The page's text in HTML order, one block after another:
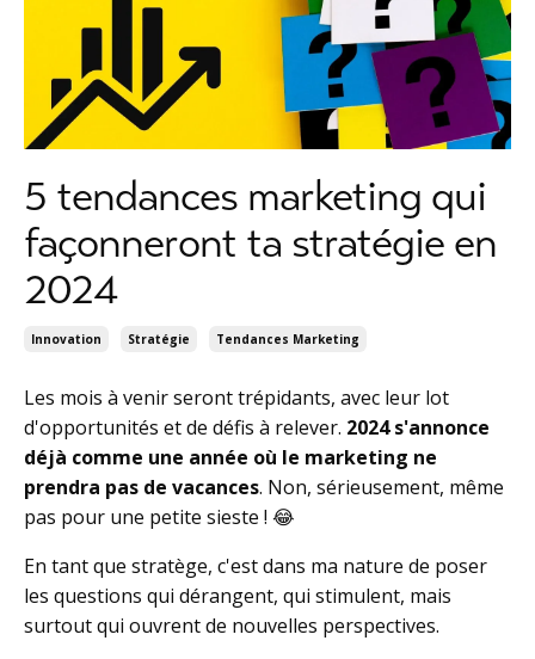
5 tendances marketing qui
façonneront ta stratégie en
2024
Innovation Stratégie Tendances Marketing
Les mois à venir seront trépidants, avec leur lot
d'opportunités et de défis à relever. 2024 s'annonce
déjà comme une année où le marketing ne
prendra pas de vacances. Non, sérieusement, même
pas pour une petite sieste ! 😂
En tant que stratège, c'est dans ma nature de poser
les questions qui dérangent, qui stimulent, mais
surtout qui ouvrent de nouvelles perspectives.